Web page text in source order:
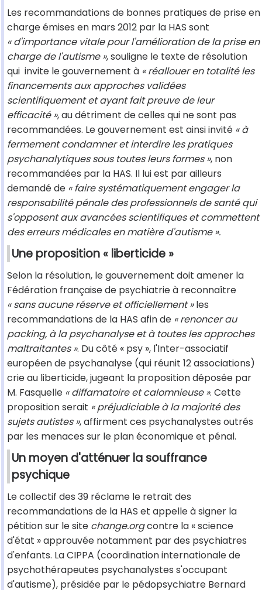
Les recommandations de bonnes pratiques de prise en
charge émises en mars 2012 par la HAS sont
« d'importance vitale pour l'amélioration de la prise en
charge de l'autisme », souligne le texte de résolution
qui invite le gouvernement à « réallouer en totalité les
financements aux approches validées
scientifiquement et ayant fait preuve de leur
efficacité », au détriment de celles qui ne sont pas
recommandées. Le gouvernement est ainsi invité « à
fermement condamner et interdire les pratiques
psychanalytiques sous toutes leurs formes », non
recommandées par la HAS. Il lui est par ailleurs
demandé de « faire systématiquement engager la
responsabilité pénale des professionnels de santé qui
s'opposent aux avancées scientifiques et commettent
des erreurs médicales en matière d'autisme ».
Une proposition « liberticide »
Selon la résolution, le gouvernement doit amener la
Fédération française de psychiatrie à reconnaître
« sans aucune réserve et officiellement »les
recommandations de la HAS afin de « renoncer au
packing, à la psychanalyse et à toutes les approches
maltraitantes ». Du côté « psy », l'Inter-associatif
européen de psychanalyse (qui réunit 12 associations)
crie au liberticide, jugeant la proposition déposée par
M. Fasquelle « diffamatoire et calomnieuse ». Cette
proposition serait « préjudiciable à la majorité des
sujets autistes », affirment ces psychanalystes outrés
par les menaces sur le plan économique et pénal.
Un moyen d'atténuer la souffrance
psychique
Le collectif des 39 réclame le retrait des
recommandations de la HAS et appelle à signer la
pétition sur le site change.orgcontre la « science
d'état » approuvée notamment par des psychiatres
d'enfants. La CIPPA (coordination internationale de
psychothérapeutes psychanalystes s'occupant
d'autisme), présidée par le pédopsychiatre Bernard